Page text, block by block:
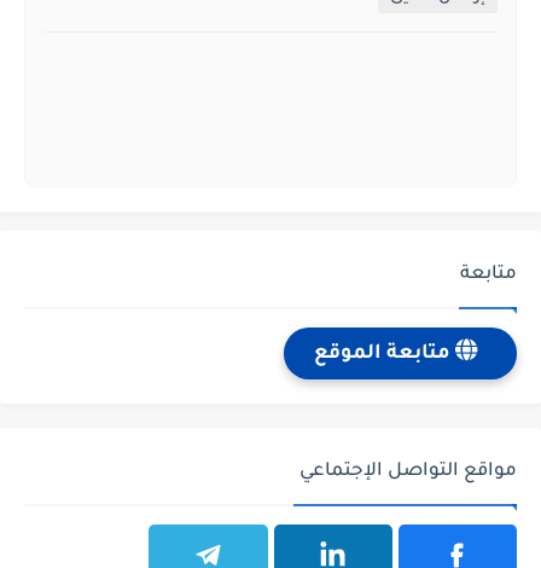
متابعة
متابعة الموقع
مواقع التواصل الإجتماعي